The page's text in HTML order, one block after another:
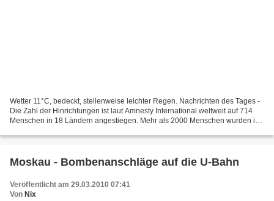
Wetter 11°C, bedeckt, stellenweise leichter Regen. Nachrichten des Tages -
Die Zahl der Hinrichtungen ist laut Amnesty International weltweit auf 714
Menschen in 18 Ländern angestiegen. Mehr als 2000 Menschen wurden in
Moskau - Bombenanschläge auf die U-Bahn
Veröffentlicht am 29.03.2010 07:41
Von Nix